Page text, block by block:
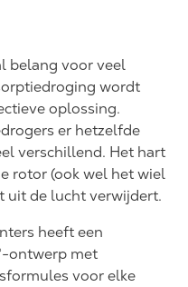
belang voor veel
wordt
oplossing.
er hetzelfde
verschillend. Het hart
rotor (ook wel het wiel
uit de lucht verwijdert.
heeft een
ontwerp met
voor elke